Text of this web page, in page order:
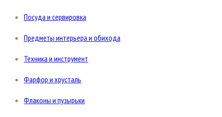
Посуда и сервировка
Предметы интерьера и обихода
Техника и инструмент
Фарфор и хрусталь
Флаконы и пузырьки